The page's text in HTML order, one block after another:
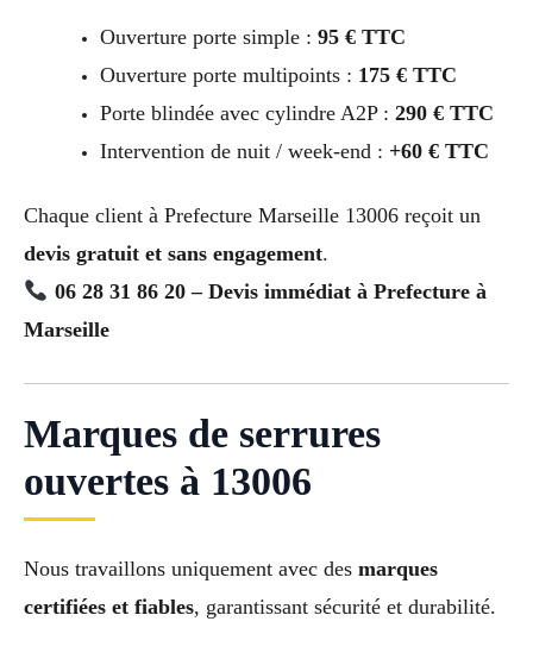
Ouverture porte simple : 95 € TTC
Ouverture porte multipoints : 175 € TTC
Porte blindée avec cylindre A2P : 290 € TTC
Intervention de nuit / week-end : +60 € TTC
Chaque client à Prefecture Marseille 13006 reçoit un
devis gratuit et sans engagement.
06 28 31 86 20 – Devis immédiat à Prefecture à
Marseille
Marques de serrures
ouvertes à 13006
Nous travaillons uniquement avec des marques
certifiées et fiables, garantissant sécurité et durabilité.